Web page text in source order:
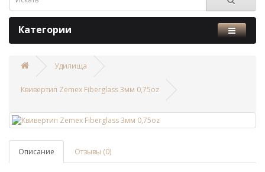
Категории
Удилища
Квивертип Zemex Fiberglass 3мм 0,75oz
Описание Отзывы (0)